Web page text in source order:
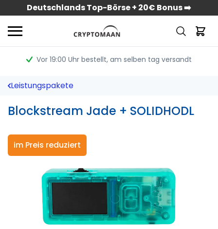
Deutschlands Top-Börse + 20€ Bonus ➡️
Vor 19:00 Uhr bestellt, am selben tag versandt
Leistungspakete
Blockstream Jade + SOLIDHODL
im Preis reduziert